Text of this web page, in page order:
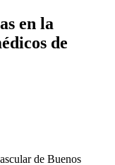
en la
de
de Buenos